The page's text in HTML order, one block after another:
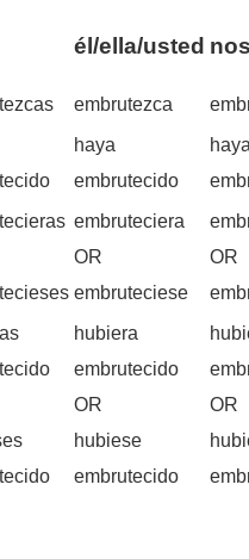
él/ella/usted
embrutezca
haya
embrutecido
embruteciera
OR
embruteciese
OR
hubiera
embrutecido
OR
hubiese
embrutecido
OR